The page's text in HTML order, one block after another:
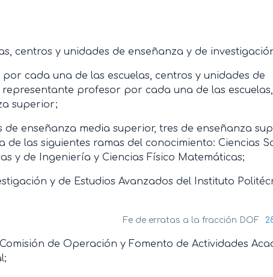
centros y unidades de enseñanza y de
cada una de las escuelas, centros y unidades de
profesor por cada una de las escuelas,
superior;
de enseñanza media superior, tres de enseñanza
las siguientes ramas del conocimiento: Ciencias
y de Ingeniería y Ciencias Físico Matemáticas;
y de Estudios Avanzados del Instituto
Fe de erratas a la fracción DOF
de Operación y Fomento de Actividades